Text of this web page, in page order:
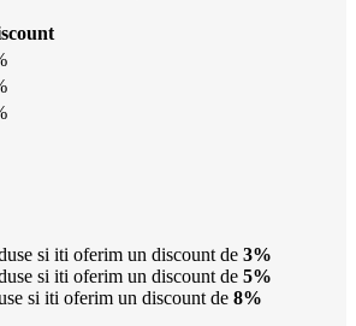
si iti oferim un discount de 3%
si iti oferim un discount de 5%
si iti oferim un discount de 8%